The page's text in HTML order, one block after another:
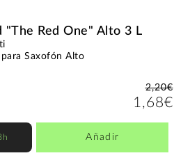
"The Red One" Alto 3 L
para Saxofón Alto
2,20€
1,68€
Añadir